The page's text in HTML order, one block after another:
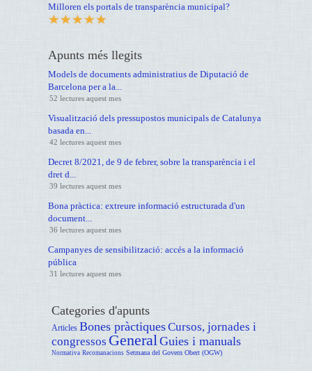
Milloren els portals de transparència municipal?
Apunts més llegits
Models de documents administratius de Diputació de
Barcelona per a la...
52 lectures aquest mes
Visualització dels pressupostos municipals de Catalunya
basada en...
42 lectures aquest mes
Decret 8/2021, de 9 de febrer, sobre la transparència i el
dret d...
39 lectures aquest mes
Bona pràctica: extreure informació estructurada d'un
document...
36 lectures aquest mes
Campanyes de sensibilització: accés a la informació
pública
31 lectures aquest mes
Categories d'apunts
Articles Bones pràctiquesCursos, jornades i
congressos General Guies i manuals
Normativa Recomanacions Setmana del Govern Obert (OGW)